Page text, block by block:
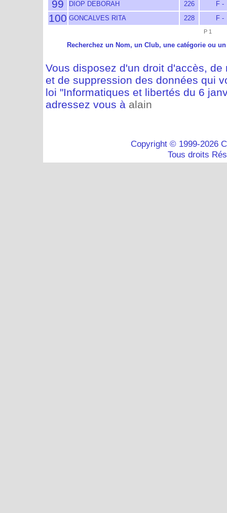
99 DIOP DEBORAH 226 F -
100 GONCALVES RITA 228 F -
P 1
Recherchez un Nom, un Club, une catégorie ou
Vous disposez d'un droit d'accès,
et de suppression des données qui
loi "Informatiques et libertés du 6
adressez vous à alain
Copyright © 1999-2026
Tous droits